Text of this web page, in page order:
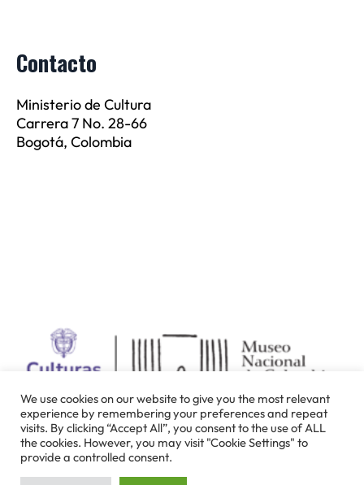
Contacto
Ministerio de Cultura
Carrera 7 No. 28-66
Bogotá, Colombia
We use cookies on our website to give you the most relevant
experience by remembering your preferences and repeat
visits. By clicking “Accept All”, you consent to the use of ALL
the cookies. However, you may visit "Cookie Settings" to
provide a controlled consent.